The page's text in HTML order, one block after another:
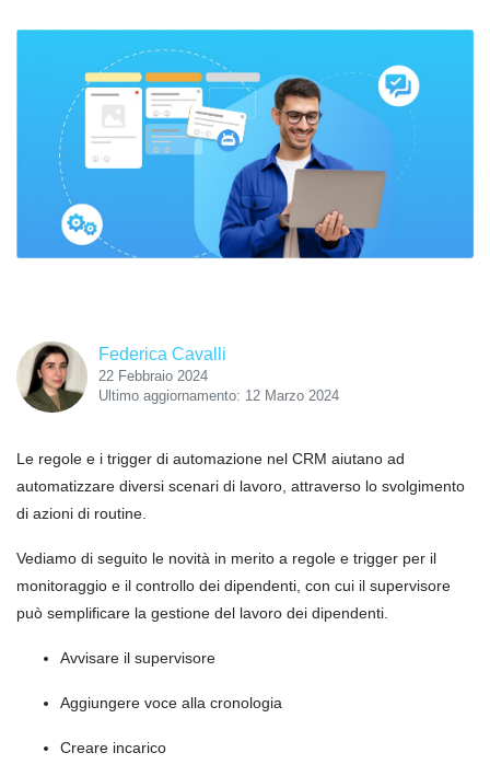
Federica Cavalli
22 Febbraio 2024
Ultimo aggiornamento: 12 Marzo 2024
Le regole e i trigger di automazione nel CRM aiutano ad
automatizzare diversi scenari di lavoro, attraverso lo svolgimento
di azioni di routine.
Vediamo di seguito le novità in merito a regole e trigger per il
monitoraggio e il controllo dei dipendenti, con cui il supervisore
può semplificare la gestione del lavoro dei dipendenti.
Avvisare il supervisore
Aggiungere voce alla cronologia
Creare incarico